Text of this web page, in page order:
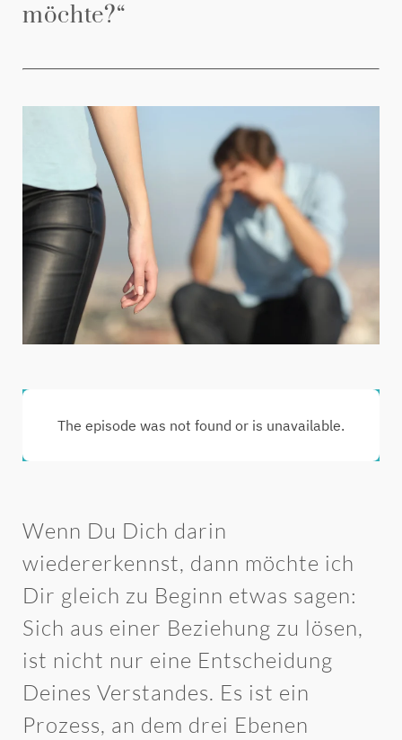
möchte?“
Wenn Du Dich darin
wiedererkennst, dann möchte ich
Dir gleich zu Beginn etwas sagen:
Sich aus einer Beziehung zu lösen,
ist nicht nur eine Entscheidung
Deines Verstandes. Es ist ein
Prozess, an dem drei Ebenen